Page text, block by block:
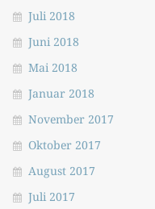
Juli 2018
Juni 2018
Mai 2018
Januar 2018
November 2017
Oktober 2017
August 2017
Juli 2017